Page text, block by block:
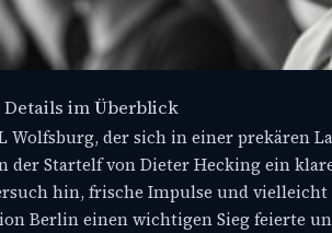
im Überblick
Wolfsburg, der sich in einer prekären
der Startelf von Dieter Hecking ein
hin, frische Impulse und
Berlin einen wichtigen Sieg feierte